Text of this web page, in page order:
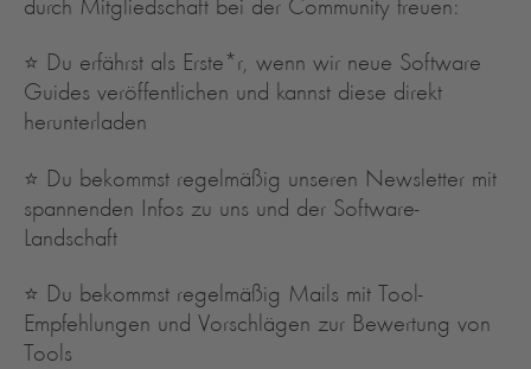
durch Mitgliedschaft bei der Community freuen:
⭐️ Du erfährst als Erste*r, wenn wir neue Software
Guides veröffentlichen und kannst diese direkt
herunterladen
⭐️ Du bekommst regelmäßig unseren Newsletter mit
spannenden Infos zu uns und der Software-
Landschaft
⭐️ Du bekommst regelmäßig Mails mit Tool-
Empfehlungen und Vorschlägen zur Bewertung von
Tools